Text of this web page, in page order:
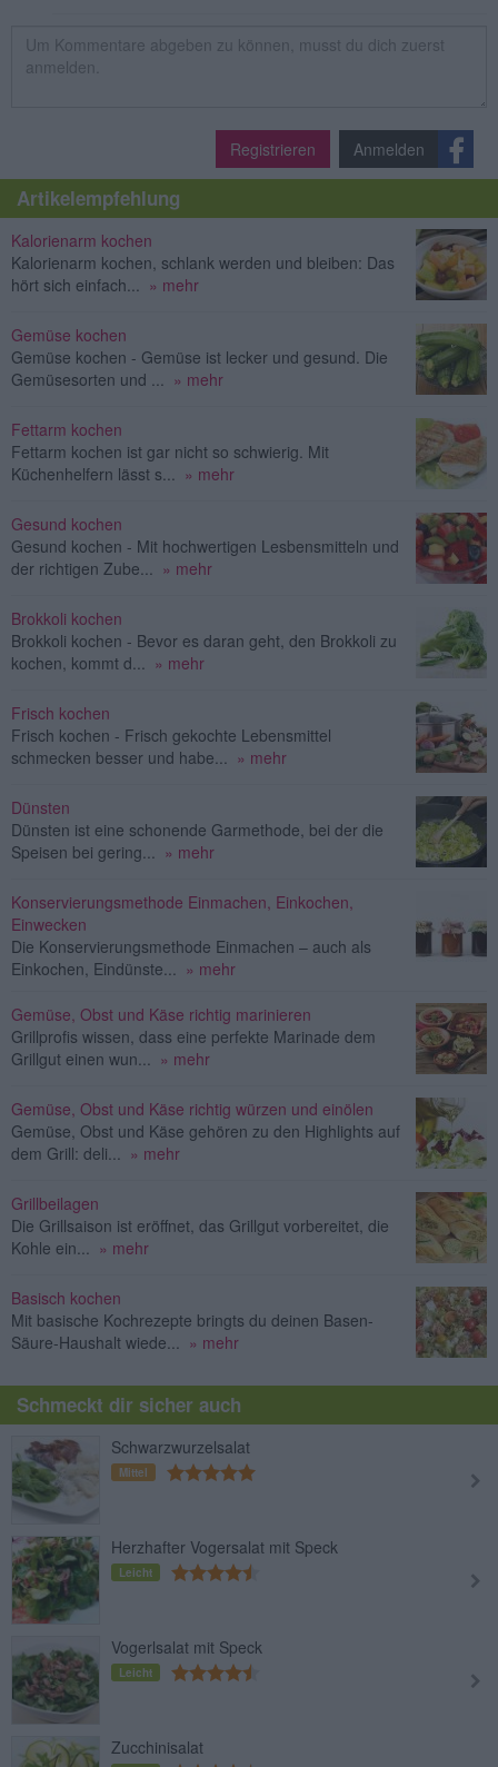
Registrieren Anmelden
Artikelempfehlung
Kalorienarm kochen
Kalorienarm kochen, schlank werden und bleiben: Das
hört sich einfach...
» mehr
Gemüse kochen
Gemüse kochen - Gemüse ist lecker und gesund. Die
Gemüsesorten und ...
» mehr
Fettarm kochen
Fettarm kochen ist gar nicht so schwierig. Mit
Küchenhelfern lässt s...
» mehr
Gesund kochen
Gesund kochen - Mit hochwertigen Lesbensmitteln und
der richtigen Zube...
» mehr
Brokkoli kochen
Brokkoli kochen - Bevor es daran geht, den Brokkoli zu
kochen, kommt d...
» mehr
Frisch kochen
Frisch kochen - Frisch gekochte Lebensmittel
schmecken besser und habe...
» mehr
Dünsten
Dünsten ist eine schonende Garmethode, bei der die
Speisen bei gering...
» mehr
Konservierungsmethode Einmachen, Einkochen,
Einwecken
Die Konservierungsmethode Einmachen – auch als
Einkochen, Eindünste...
» mehr
Gemüse, Obst und Käse richtig marinieren
Grillprofis wissen, dass eine perfekte Marinade dem
Grillgut einen wun...
» mehr
Gemüse, Obst und Käse richtig würzen und einölen
Gemüse, Obst und Käse gehören zu den Highlights auf
dem Grill: deli...
» mehr
Grillbeilagen
Die Grillsaison ist eröffnet, das Grillgut vorbereitet, die
Kohle ein...
» mehr
Basisch kochen
Mit basische Kochrezepte bringts du deinen Basen-
Säure-Haushalt wiede...
» mehr
Schmeckt dir sicher auch
Schwarzwurzelsalat
Mittel
Herzhafter Vogersalat mit Speck
Leicht
Vogerlsalat mit Speck
Leicht
Zucchinisalat